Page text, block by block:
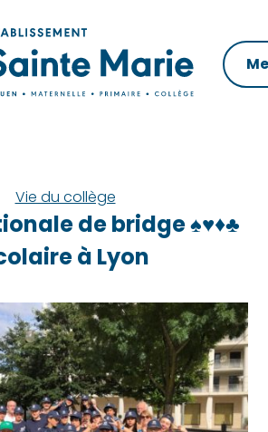
Vie du collège
de bridge ♠️♥️♦️♣️
à Lyon